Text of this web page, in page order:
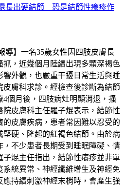
長出硬結節 恐是結節性癢疹作
導】一名35歲女性因四肢皮膚長
，近幾個月陸續出現多顆深褐色
響外觀，也嚴重干擾日常生活與睡
皮膚科求診。經檢查後診斷為結節
個月後，四肢病灶明顯消退，搔
皮膚科主任羅子焜表示，結節性
皮膚疾病，患者常因難以忍受的
硬、隆起的紅褐色結節。由於病
不少患者長期受到睡眠障礙、情
焜主任指出，結節性癢疹並非單
統異常、神經纖維增生及神經免
持續刺激神經末梢時，會產生強